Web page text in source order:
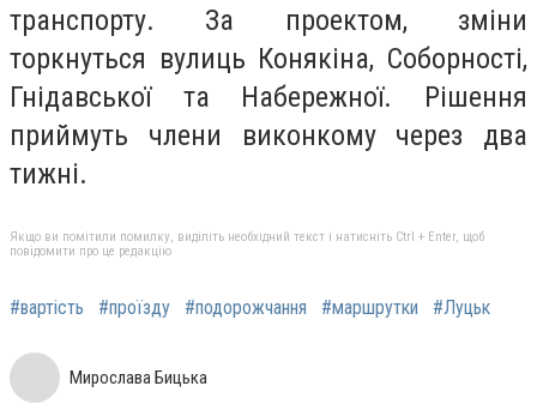
транспорту. За проектом, зміни
торкнуться вулиць Конякіна, Соборності,
Гнідавської та Набережної. Рішення
приймуть члени виконкому через два
тижні.
Якщо ви помітили помилку, виділіть необхідний текст і натисніть Ctrl + Enter, щоб
повідомити про це редакцію
#вартість #проїзду #подорожчання #маршрутки #Луцьк
Мирослава Бицька